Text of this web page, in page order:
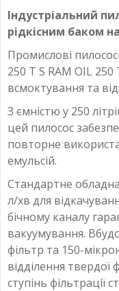
Індустріальний
рідкісним баком
Промислові
250 T S RAM OIL
всмоктування та
З ємністю у 250
цей пилосос
повторне
емульсій.
Стандартне
л/хв для
бічному каналу
вакуумування.
фільтр та 150-
відділення твердої
ступінь фільтрації